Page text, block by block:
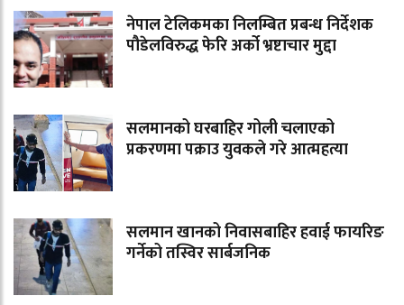
नेपाल टेलिकमका निलम्बित प्रबन्ध निर्देशक
पौडेलविरुद्ध फेरि अर्को भ्रष्टाचार मुद्दा
सलमानको घरबाहिर गोली चलाएको
प्रकरणमा पक्राउ युवकले गरे आत्महत्या
सलमान खानको निवासबाहिर हवाई फायरिङ
गर्नेको तस्विर सार्बजनिक